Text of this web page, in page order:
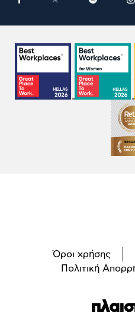
Όροι χρήσης
Πολιτική